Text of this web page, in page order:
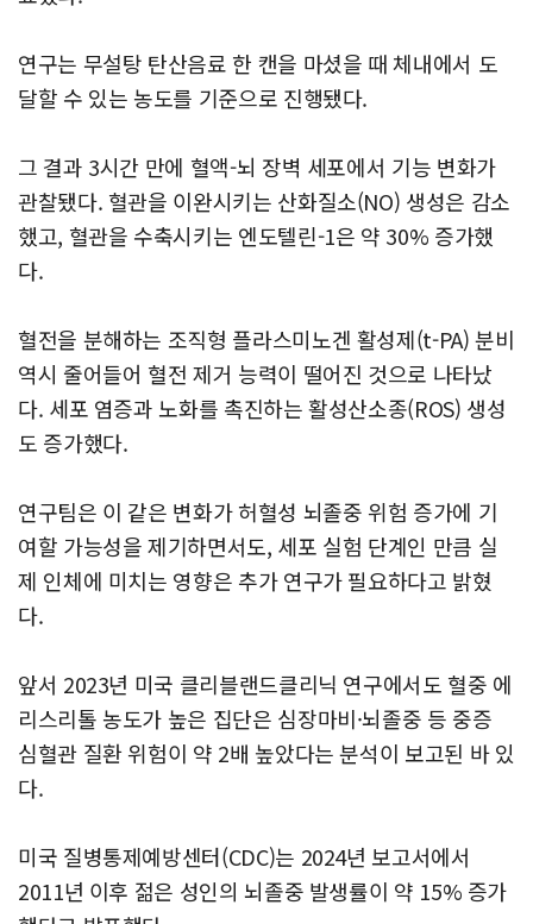
연구는 무설탕 탄산음료 한 캔을 마셨을 때 체내에서 도
달할 수 있는 농도를 기준으로 진행됐다.
그 결과 3시간 만에 혈액-뇌 장벽 세포에서 기능 변화가
관찰됐다. 혈관을 이완시키는 산화질소(NO) 생성은 감소
했고, 혈관을 수축시키는 엔도텔린-1은 약 30% 증가했
다.
혈전을 분해하는 조직형 플라스미노겐 활성제(t-PA) 분비
역시 줄어들어 혈전 제거 능력이 떨어진 것으로 나타났
다. 세포 염증과 노화를 촉진하는 활성산소종(ROS) 생성
도 증가했다.
연구팀은 이 같은 변화가 허혈성 뇌졸중 위험 증가에 기
여할 가능성을 제기하면서도, 세포 실험 단계인 만큼 실
제 인체에 미치는 영향은 추가 연구가 필요하다고 밝혔
다.
앞서 2023년 미국 클리블랜드클리닉 연구에서도 혈중 에
리스리톨 농도가 높은 집단은 심장마비·뇌졸중 등 중증
심혈관 질환 위험이 약 2배 높았다는 분석이 보고된 바 있
다.
미국 질병통제예방센터(CDC)는 2024년 보고서에서
2011년 이후 젊은 성인의 뇌졸중 발생률이 약 15% 증가